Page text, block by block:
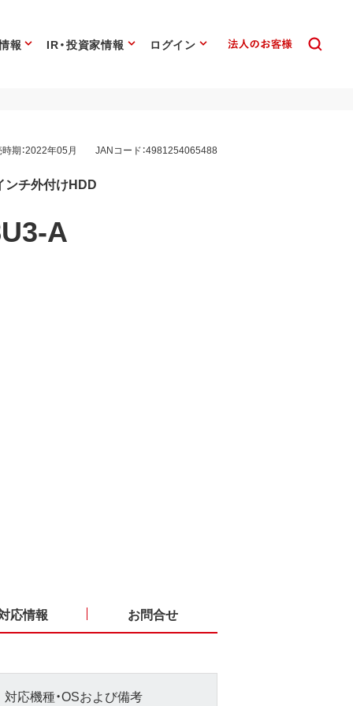
報 IR・投資家情報 ログイン
期：2022年05月 JANコード：4981254065488
チ外付けHDD
A
応情報 お問合せ
対応機種・OSおよび備考